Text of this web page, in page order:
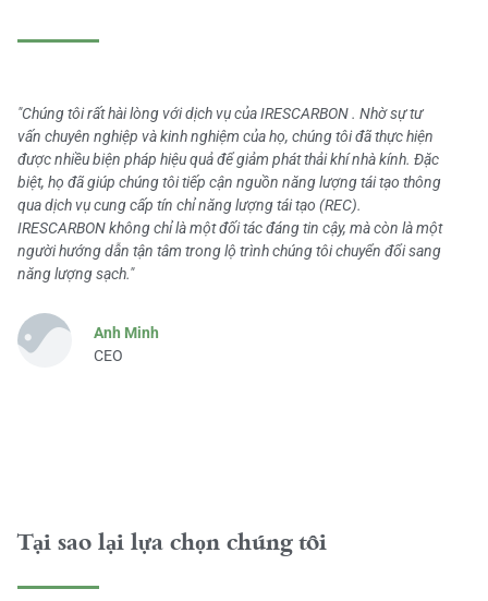
"Chúng tôi rất hài lòng với dịch vụ của IRESCARBON . Nhờ sự tư
vấn chuyên nghiệp và kinh nghiệm của họ, chúng tôi đã thực hiện
được nhiều biện pháp hiệu quả để giảm phát thải khí nhà kính. Đặc
biệt, họ đã giúp chúng tôi tiếp cận nguồn năng lượng tái tạo thông
qua dịch vụ cung cấp tín chỉ năng lượng tái tạo (REC).
IRESCARBON không chỉ là một đối tác đáng tin cậy, mà còn là một
người hướng dẫn tận tâm trong lộ trình chúng tôi chuyển đổi sang
năng lượng sạch."
Anh Minh
CEO
Tại sao lại lựa chọn chúng tôi